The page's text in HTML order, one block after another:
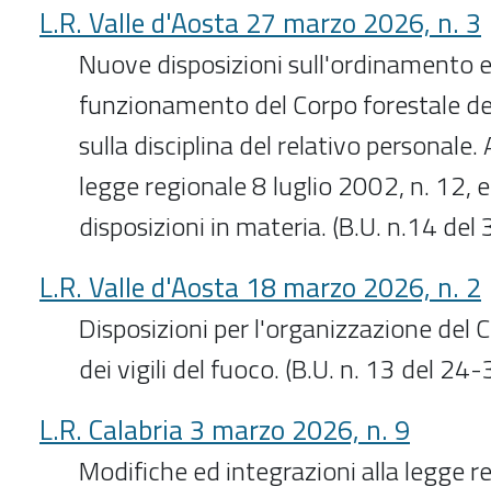
L.R. Valle d'Aosta 27 marzo 2026, n. 3
Nuove disposizioni sull'ordinamento
funzionamento del Corpo forestale
sulla disciplina del relativo personale.
legge regionale 8 luglio 2002, n. 12,
disposizioni in materia. (B.U. n.14
L.R. Valle d'Aosta 18 marzo 2026, n. 2
Disposizioni per l'organizzazione del
dei vigili del fuoco. (B.U. n. 13 del
L.R. Calabria 3 marzo 2026, n. 9
Modifiche ed integrazioni alla legge